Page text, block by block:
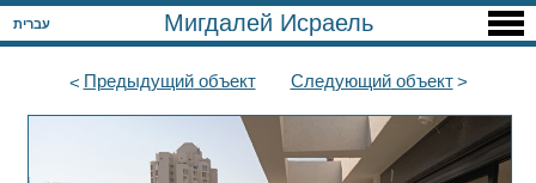
עברית Мигдалей Исраель
Предыдущийобъект Следующийобъект